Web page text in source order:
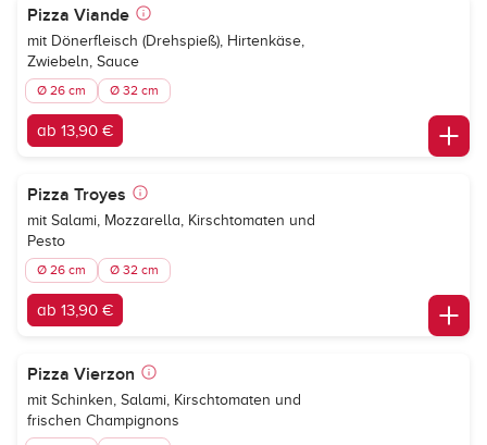
Pizza Viande
mit Dönerfleisch (Drehspieß), Hirtenkäse,
Zwiebeln, Sauce
Ø 26 cm Ø 32 cm
ab 13,90 €
Pizza Troyes
mit Salami, Mozzarella, Kirschtomaten und
Pesto
Ø 26 cm Ø 32 cm
ab 13,90 €
Pizza Vierzon
mit Schinken, Salami, Kirschtomaten und
frischen Champignons